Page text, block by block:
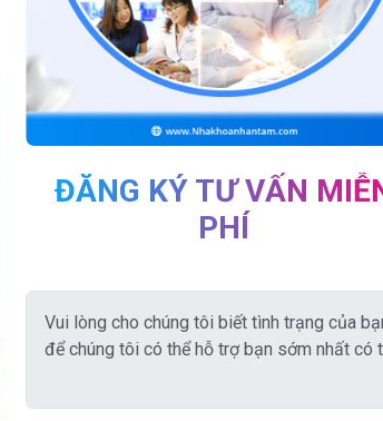
ĐĂNG KÝ TƯ VẤN
PHÍ